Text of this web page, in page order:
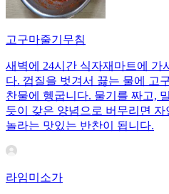
고구마줄기무침
새벽에 24시간 식자재마트에 가
다. 껍질을 벗겨서 끓는 물에 고
찬물에 헹굽니다. 물기를 짜고,
듯이 갖은 양념으로 버무리면
놀라는 맛있는 반찬이 됩니다.
라임미소가